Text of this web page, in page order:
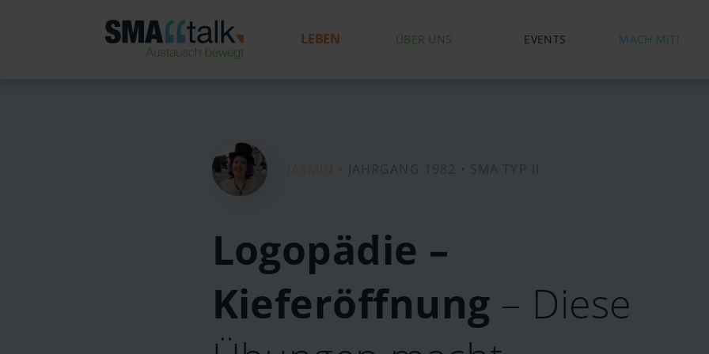
LEBEN ÜBER UNS EVENTS MACH MIT!
Logopädie –
Kieferöffnung – Diese